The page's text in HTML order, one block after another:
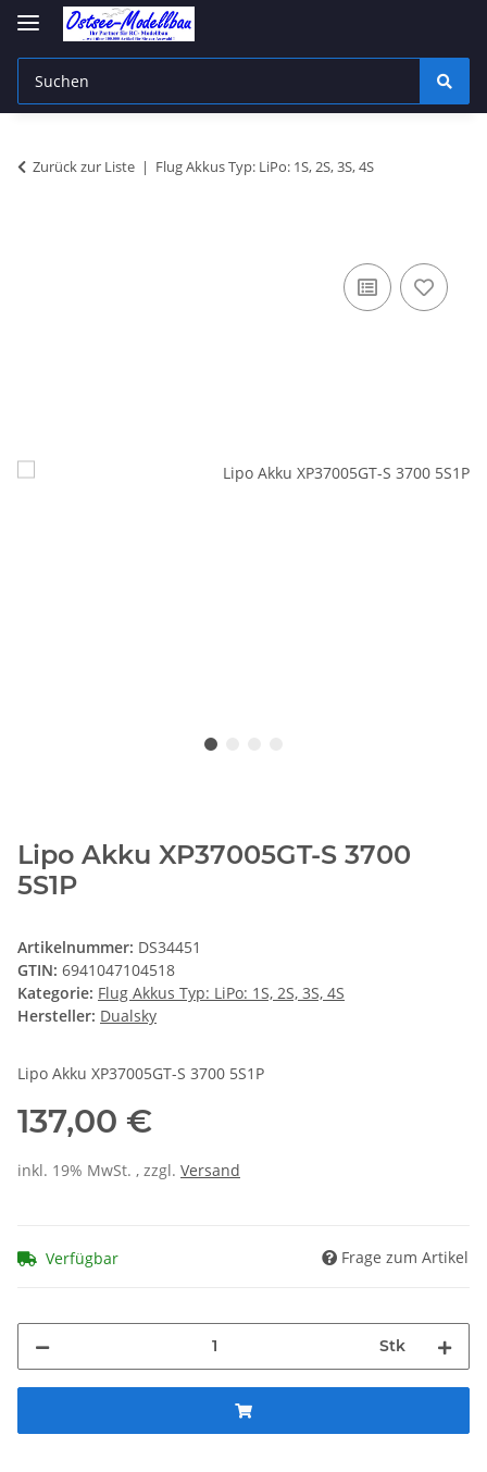
Zurück zur Liste Flug Akkus Typ: LiPo: 1S, 2S, 3S, 4S
Lipo Akku XP37005GT-S 3700
5S1P
Artikelnummer: DS34451
GTIN: 6941047104518
Kategorie: Flug Akkus Typ: LiPo: 1S, 2S, 3S, 4S
Hersteller: Dualsky
Lipo Akku XP37005GT-S 3700 5S1P
137,00 €
inkl. 19% MwSt. , zzgl. Versand
Verfügbar Frage zum Artikel
Stk